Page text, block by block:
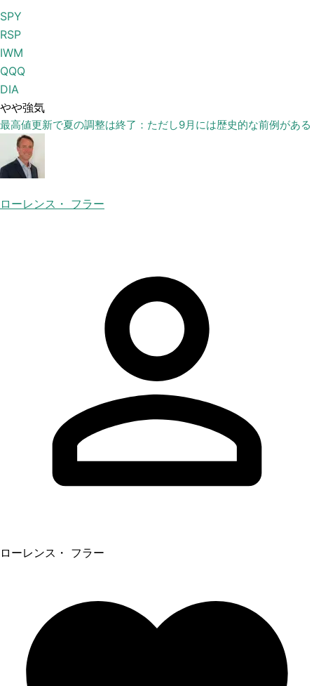
SPY
RSP
IWM
QQQ
DIA
やや強気
最高値更新で夏の調整は終了：ただし9月には歴史的な前例がある
ローレンス・ フラー
ローレンス・ フラー